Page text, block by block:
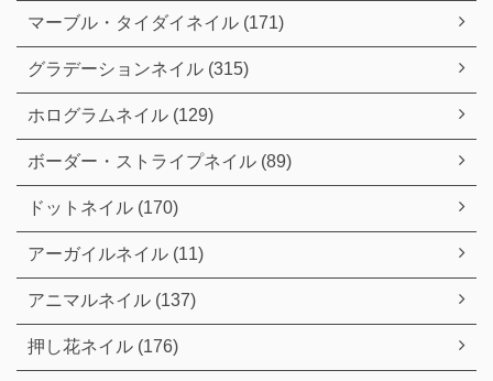
マーブル・タイダイネイル (171)
グラデーションネイル (315)
ホログラムネイル (129)
ボーダー・ストライプネイル (89)
ドットネイル (170)
アーガイルネイル (11)
アニマルネイル (137)
押し花ネイル (176)